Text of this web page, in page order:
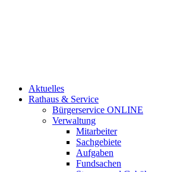
Aktuelles
Rathaus & Service
Bürgerservice ONLINE
Verwaltung
Mitarbeiter
Sachgebiete
Aufgaben
Fundsachen